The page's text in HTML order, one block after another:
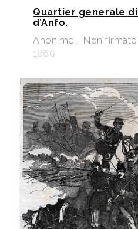
Quartier generale
d’Anfo.
Anonime - Non
1866